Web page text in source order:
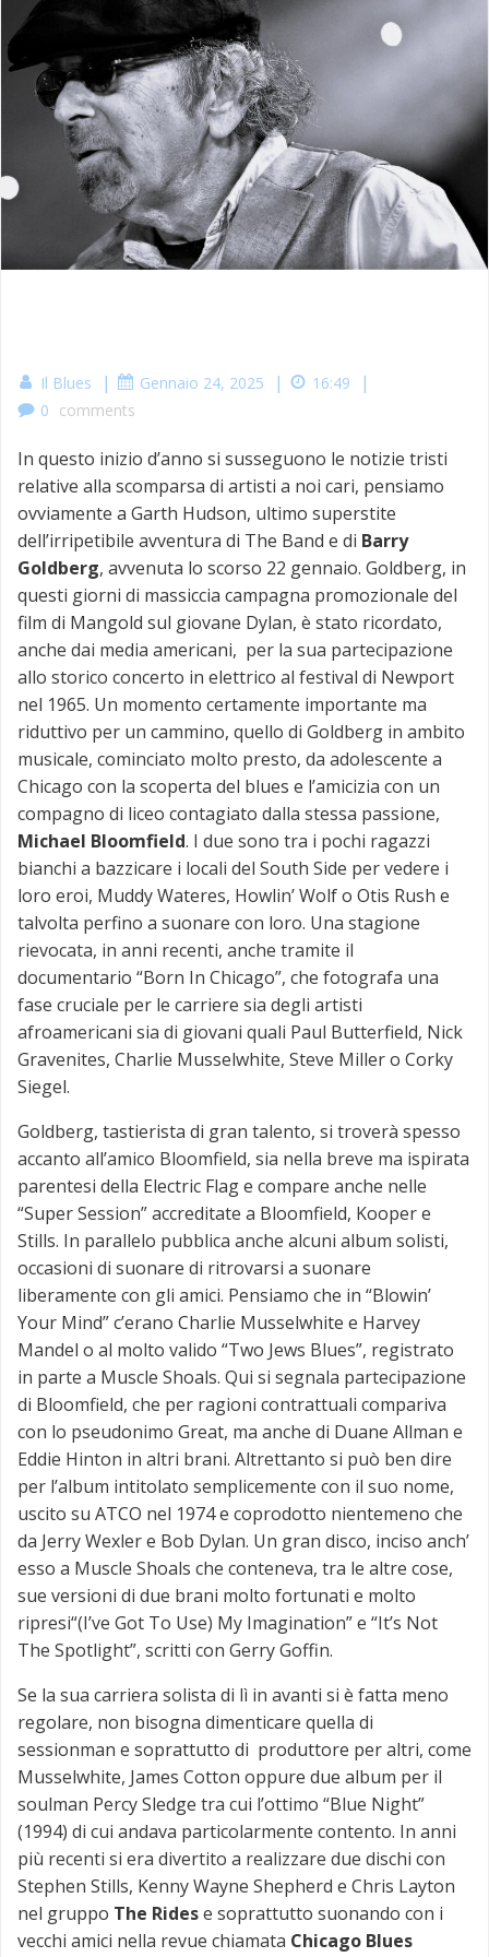
Il Blues | Gennaio 24, 2025 | 16:49 |
0 comments
In questo inizio d’anno si susseguono le notizie tristi
relative alla scomparsa di artisti a noi cari, pensiamo
ovviamente a Garth Hudson, ultimo superstite
dell’irripetibile avventura di The Band e di Barry
Goldberg, avvenuta lo scorso 22 gennaio. Goldberg, in
questi giorni di massiccia campagna promozionale del
film di Mangold sul giovane Dylan, è stato ricordato,
anche dai media americani, per la sua partecipazione
allo storico concerto in elettrico al festival di Newport
nel 1965. Un momento certamente importante ma
riduttivo per un cammino, quello di Goldberg in ambito
musicale, cominciato molto presto, da adolescente a
Chicago con la scoperta del blues e l’amicizia con un
compagno di liceo contagiato dalla stessa passione,
Michael Bloomfield. I due sono tra i pochi ragazzi
bianchi a bazzicare i locali del South Side per vedere i
loro eroi, Muddy Wateres, Howlin’ Wolf o Otis Rush e
talvolta perfino a suonare con loro. Una stagione
rievocata, in anni recenti, anche tramite il
documentario “Born In Chicago”, che fotografa una
fase cruciale per le carriere sia degli artisti
afroamericani sia di giovani quali Paul Butterfield, Nick
Gravenites, Charlie Musselwhite, Steve Miller o Corky
Siegel.
Goldberg, tastierista di gran talento, si troverà spesso
accanto all’amico Bloomfield, sia nella breve ma ispirata
parentesi della Electric Flag e compare anche nelle
“Super Session” accreditate a Bloomfield, Kooper e
Stills. In parallelo pubblica anche alcuni album solisti,
occasioni di suonare di ritrovarsi a suonare
liberamente con gli amici. Pensiamo che in “Blowin’
Your Mind” c’erano Charlie Musselwhite e Harvey
Mandel o al molto valido “Two Jews Blues”, registrato
in parte a Muscle Shoals. Qui si segnala partecipazione
di Bloomfield, che per ragioni contrattuali compariva
con lo pseudonimo Great, ma anche di Duane Allman e
Eddie Hinton in altri brani. Altrettanto si può ben dire
per l’album intitolato semplicemente con il suo nome,
uscito su ATCO nel 1974 e coprodotto nientemeno che
da Jerry Wexler e Bob Dylan. Un gran disco, inciso anch’
esso a Muscle Shoals che conteneva, tra le altre cose,
sue versioni di due brani molto fortunati e molto
ripresi“(I’ve Got To Use) My Imagination” e “It’s Not
The Spotlight”, scritti con Gerry Goffin.
Se la sua carriera solista di lì in avanti si è fatta meno
regolare, non bisogna dimenticare quella di
sessionman e soprattutto di produttore per altri, come
Musselwhite, James Cotton oppure due album per il
soulman Percy Sledge tra cui l’ottimo “Blue Night”
(1994) di cui andava particolarmente contento. In anni
più recenti si era divertito a realizzare due dischi con
Stephen Stills, Kenny Wayne Shepherd e Chris Layton
nel gruppo The Ridese soprattutto suonando con i
vecchi amici nella revue chiamata Chicago Blues